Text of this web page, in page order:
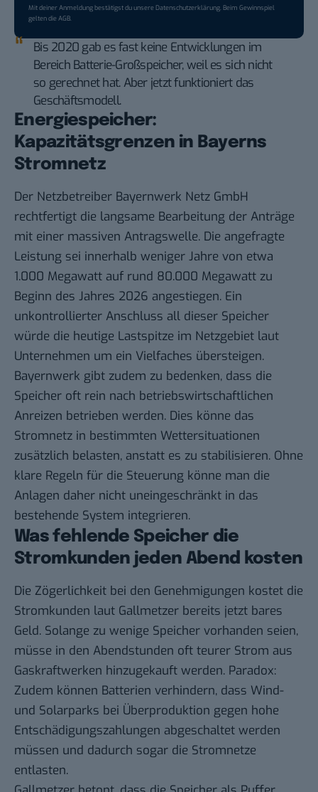
Mit deiner Anmeldung bestätigst du unsereDatenschutzerklärung. Beim Gewinnspiel
gelten dieAGB.
Bis 2020 gab es fast keine Entwicklungen im
Bereich Batterie-Großspeicher, weil es sich nicht
so gerechnet hat. Aber jetzt funktioniert das
Geschäftsmodell.
Energiespeicher:
Kapazitätsgrenzen in Bayerns
Stromnetz
Der Netzbetreiber Bayernwerk Netz GmbH
rechtfertigt die langsame Bearbeitung der Anträge
mit einer massiven Antragswelle. Die angefragte
Leistung sei innerhalb weniger Jahre von etwa
1.000 Megawatt auf rund 80.000 Megawatt zu
Beginn des Jahres 2026 angestiegen. Ein
unkontrollierter Anschluss all dieser Speicher
würde die heutige Lastspitze im Netzgebiet laut
Unternehmen um ein Vielfaches übersteigen.
Bayernwerk gibt zudem zu bedenken, dass die
Speicher oft rein nach betriebswirtschaftlichen
Anreizen betrieben werden. Dies könne das
Stromnetz in bestimmten Wettersituationen
zusätzlich belasten, anstatt es zu stabilisieren. Ohne
klare Regeln für die Steuerung könne man die
Anlagen daher nicht uneingeschränkt in das
bestehende System integrieren.
Was fehlende Speicher die
Stromkunden jeden Abend kosten
Die Zögerlichkeit bei den Genehmigungen kostet die
Stromkunden laut Gallmetzer bereits jetzt bares
Geld. Solange zu wenige Speicher vorhanden seien,
müsse in den Abendstunden oft teurer Strom aus
Gaskraftwerken hinzugekauft werden. Paradox:
Zudem können Batterien verhindern, dass Wind-
und Solarparks bei Überproduktion gegen hohe
Entschädigungszahlungen abgeschaltet werden
müssen und dadurch sogar die Stromnetze
entlasten.